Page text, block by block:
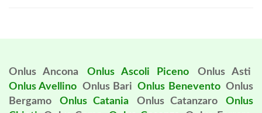
Onlus Ancona Onlus Ascoli Piceno
Onlus Asti
Onlus Avellino Onlus Bari Onlus Benevento Onlus
Bergamo
Onlus Catania Onlus Catanzaro
Onlus